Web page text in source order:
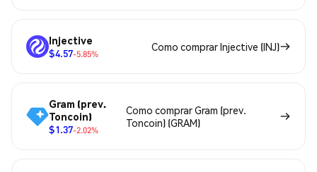
Injective
$4.57-5.85%
Como comprar Injective (INJ)
Gram (prev.
Toncoin)
$1.37-2.02%
Como comprar Gram (prev.
Toncoin) (GRAM)